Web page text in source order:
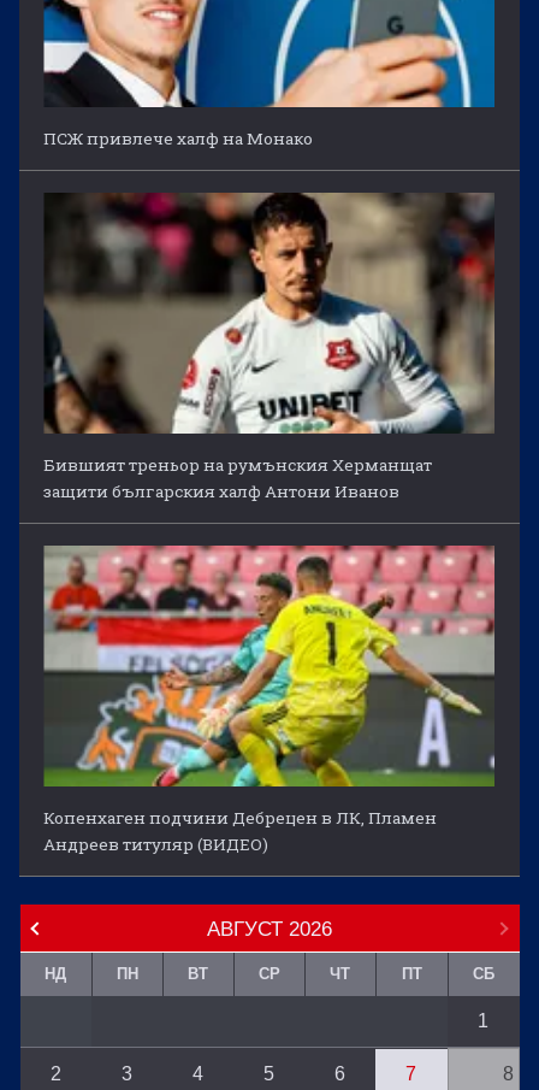
ПСЖ привлече халф на Монако
Бившият треньор на румънския Херманщат
защити българския халф Антони Иванов
Копенхаген подчини Дебрецен в ЛК, Пламен
Андреев титуляр (ВИДЕО)
АВГУСТ 2026
НД ПН ВТ СР ЧТ ПТ СБ
1
2 3 4 5 6 7 8